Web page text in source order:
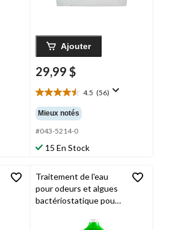
Ajouter
29,99 $
4.5 (56)
4.5
étoile(s)
sur
5.
56
évaluations
Mieux notés
#043-5214-0
15 En Stock
Traitement de l'eau
pour odeurs et algues
bactériostatique pour
C3BT Original BT, 946